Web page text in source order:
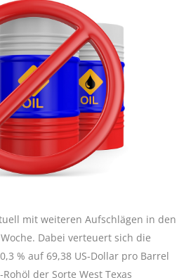
mit weiteren Aufschlägen in den
Dabei verteuert sich die
% auf 69,38 US-Dollar pro Barrel
der Sorte West Texas